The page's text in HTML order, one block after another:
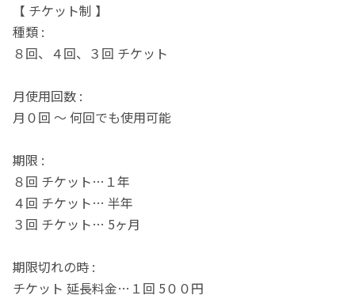
【 チケット制 】
種類 :
８回、４回、３回 チケット
月使用回数 :
月０回 ～ 何回でも使用可能
期限 :
８回 チケット…１年
４回 チケット… 半年
３回 チケット… 5ヶ月
期限切れの時 :
チケット 延長料金…１回 5００円